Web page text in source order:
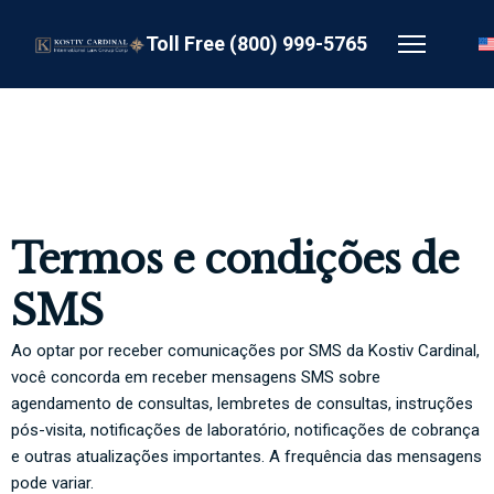
Toll Free (800) 999-5765
Termos e condições de
SMS
Ao optar por receber comunicações por SMS da Kostiv Cardinal,
você concorda em receber mensagens SMS sobre
agendamento de consultas, lembretes de consultas, instruções
pós-visita, notificações de laboratório, notificações de cobrança
e outras atualizações importantes. A frequência das mensagens
pode variar.